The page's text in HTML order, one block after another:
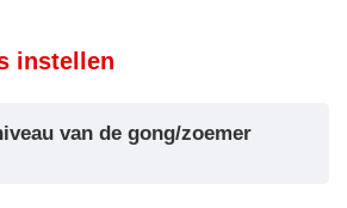
instellen
van de gong/zoemer